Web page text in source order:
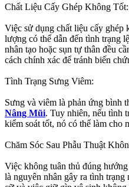
Chất Liệu Cấy Ghép Không Tốt:
Việc sử dụng chất liệu cấy ghép
lượng có thể dẫn đến tình trạng
nhân tạo hoặc sụn tự thân đều
cách chính xác để tránh biến
Tình Trạng Sưng Viêm:
Sưng và viêm là phản ứng bình
Nâng Mũi. Tuy nhiên, nếu tình
kiểm soát tốt, nó có thể làm cho
Chăm Sóc Sau Phẫu Thuật
Việc không tuân thủ đúng
là nguyên nhân gây ra tình